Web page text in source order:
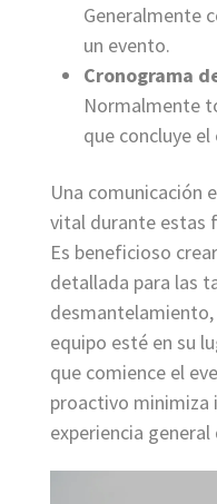
Generalmente
un evento.
Cronograma
Normalmente
que concluye el
Una comunicación
vital durante estas
Es beneficioso
detallada para las
equipo esté en su
que comience el
proactivo minimiza
experiencia